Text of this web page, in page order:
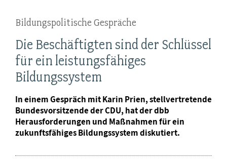
Bildungspolitische Gespräche
Die Beschäftigten sind der Schlüssel
für ein leistungsfähiges
Bildungssystem
In einem Gespräch mit Karin Prien, stellvertretende
Bundesvorsitzende der CDU, hat der dbb
Herausforderungen und Maßnahmen für ein
zukunftsfähiges Bildungssystem diskutiert.